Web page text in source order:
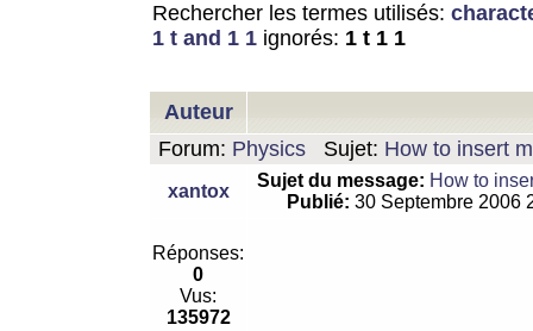
Rechercher les termes utilisés:
1 t and 1 1 ignorés: 1 t 1 1
Auteur
Forum: Physics Sujet: How to insert
xantox
Sujet du message: How to
Publié: 30 Septembre 2006
Réponses:
0
Vus:
135972